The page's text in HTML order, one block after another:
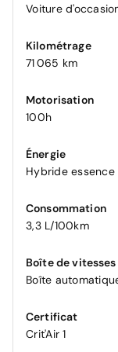
Voiture
Kilométrage
71 065 km
Motorisation
100h
Énergie
Hybride essence
Consommation
3,3 L/100km
Boîte de vitesses
Boîte
Certificat
Crit'Air 1